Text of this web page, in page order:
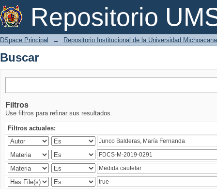
Repositorio
Buscar
DSpace Principal → Repositorio Institucional de la Universidad
Buscar
Filtros
Use filtros para refinar sus resultados.
Filtros actuales: